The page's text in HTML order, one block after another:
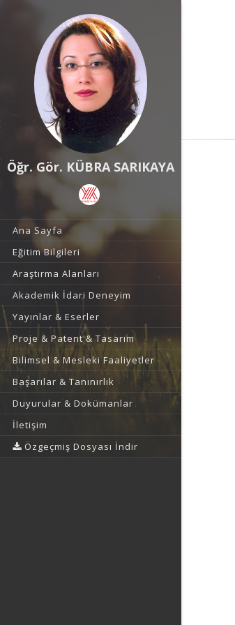
Öğr. Gör. KÜBRA SARIKAYA
Ana Sayfa
Eğitim Bilgileri
Araştırma Alanları
Akademik İdari Deneyim
Yayınlar & Eserler
Proje & Patent & Tasarım
Bilimsel & Mesleki Faaliyetler
Başarılar & Tanınırlık
Duyurular & Dokümanlar
İletişim
Özgeçmiş Dosyası İndir